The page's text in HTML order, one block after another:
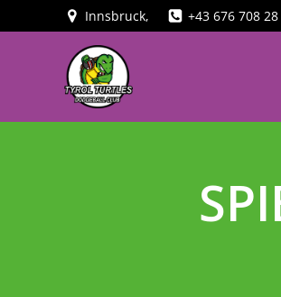
Innsbruck, +43 676 708